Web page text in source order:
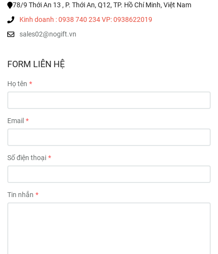
78/9 Thới An 13 , P. Thới An, Q12, TP. Hồ Chí Minh, Việt Nam
Kinh doanh : 0938 740 234 VP: 0938622019
sales02@nogift.vn
FORM LIÊN HỆ
Họ tên
Email
Số điện thoại
Tin nhắn